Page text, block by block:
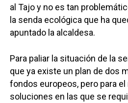
al Tajo y no es tan
la senda ecológica que ha
apuntado la alcaldesa.
Para paliar la situación de la
que ya existe un plan de dos
fondos europeos, pero para
soluciones en las que se